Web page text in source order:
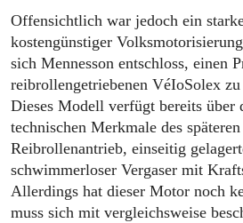
Offensichtlich war jedoch ein
kostengünstiger
sich Mennesson entschloss, einen
reibrollengetriebenen VéIoSolex zu
Dieses Modell verfügt bereits über
technischen Merkmale des
Reibrollenantrieb, einseitig
schwimmerloser Vergaser mit
Allerdings hat dieser Motor noch
muss sich mit vergleichsweise